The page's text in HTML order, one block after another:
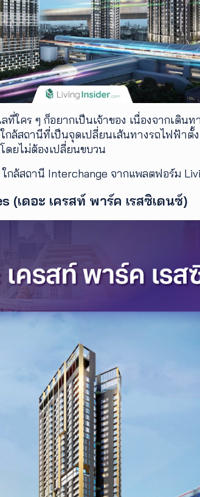
ใคร ๆ ก็อยากเป็นเจ้าของ เนื่องจากเดินท
กล้สถานีที่เป็นจุดเปลี่ยนเส้นทางรถไฟฟ้าตั้
ดยไม่ต้องเปลี่ยนขบวน
ใกล้สถานี Interchange จากแพลตฟอร์ม
(เดอะ เครสท์ พาร์ค เรสซิเดนซ์)